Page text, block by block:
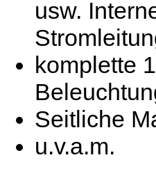
usw.
komplette
Seitliche
u.v.a.m.